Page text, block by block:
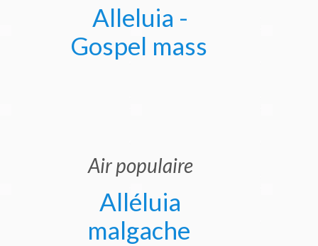
Alleluia -
Gospel mass
Air populaire
Alléluia
malgache